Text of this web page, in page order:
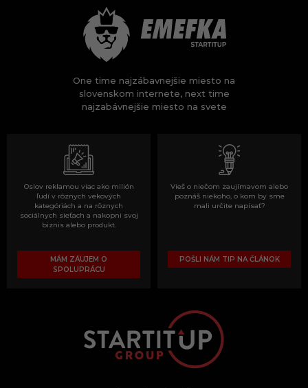
One time najzábavnejšie miesto na
slovenskom internete, next time
najzabávnejšie miesto na svete
Oslov reklamou viac ako milión
ľudí v rôznych vekových
kategóriách a na rôznych
sociálnych sieťach a nakopni svoj
biznis alebo produkt.
MÁM ZÁUJEM O
SPOLUPRÁCU
Vieš o niečom zaujímavom alebo
poznáš niekoho, o kom by sme
mali určite napísať?
POŠLI NÁM TIP NA ČLÁNOK